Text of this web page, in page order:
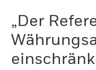
„Der